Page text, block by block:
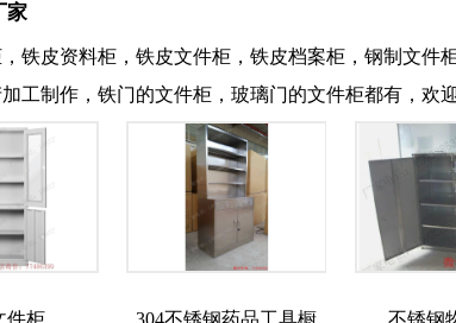
家
铁皮资料柜，铁皮文件柜，铁皮档案柜，钢制文件
工制作，铁门的文件柜，玻璃门的文件柜都有，欢